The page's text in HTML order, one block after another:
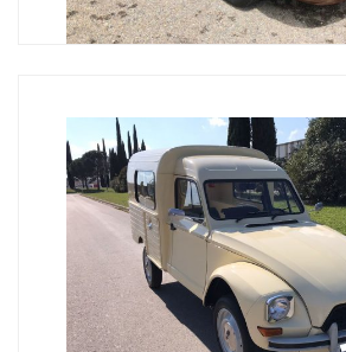
PORSCHE 911 SC TARGA
RESTAURACIÓN Porsche 911 SC
Manual, gasolina, matching numbers,
aluminio, color original, llantas
nuevos, procedente de California,
Motor recien hecho, con cambio de
palieres traseros nuevos. Tapicería
con la documentacion para
DESCRIPCIÓN Características